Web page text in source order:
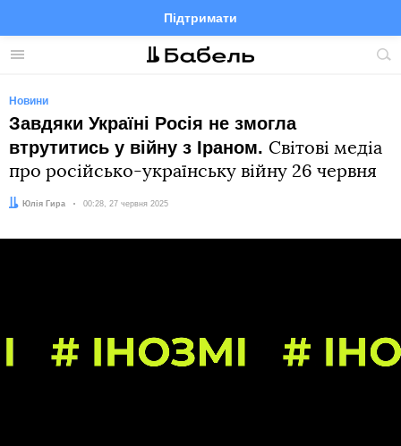
Меню
Підтримати
FacebookTelegramTwitter
Новини
Завдяки Україні Росія не змогла
втрутитись у війну з Іраном. Світові медіа
про російсько-українську війну 26 червня
Автор:Юлія Гира Дата:
00:28, 27 червня 2025